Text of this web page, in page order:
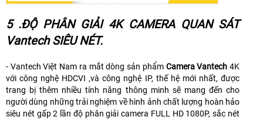
5 .ĐỘ PHÂN GIẢI 4K CAMERA QUAN SÁT
Vantech SIÊU NÉT.
- Vantech Việt Nam ra mắt dòng sản phẩmCamera Vantech 4K
với công nghệ HDCVI ,và công nghệ IP, thế hệ mới nhất, được
trang bị thêm nhiều tính năng thông minh sẽ mang đến cho
người dùng những trải nghiệm về hình ảnh chất lượng hoàn hảo
siêu nét gấp 2 lần độ phân giải camera FULL HD 1080P, sắc nét